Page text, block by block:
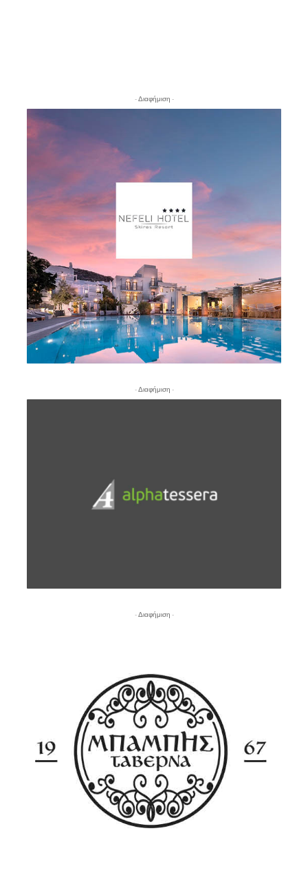
- Διαφήμιση -
- Διαφήμιση -
- Διαφήμιση -